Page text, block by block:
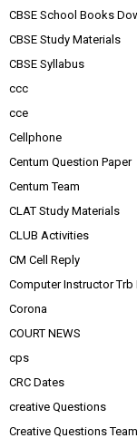
CBSE School Books
CBSE Study Materials
CBSE Syllabus
ccc
cce
Cellphone
Centum Question Paper
Centum Team
CLAT Study Materials
CLUB Activities
CM Cell Reply
Computer Instructor Trb
Corona
COURT NEWS
cps
CRC Dates
creative Questions
Creative Questions Team